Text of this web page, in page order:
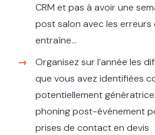
CRM et pas à avoir une
post salon avec les erreurs
entraîne...
Organisez sur l’année les
que vous avez identifiées
potentiellement
phoning post-événement
prises de contact en devis